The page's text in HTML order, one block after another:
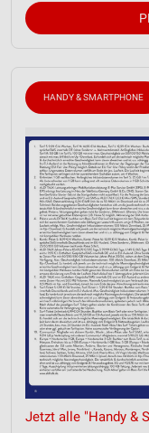
HANDY & SMARTPHONE
Jetzt alle "Handy &